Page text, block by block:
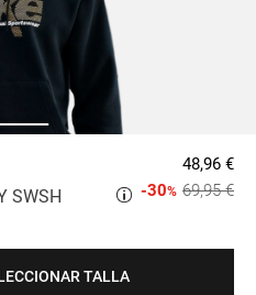
SWSH
48,96 €
69,95 €
-30%
TALLA